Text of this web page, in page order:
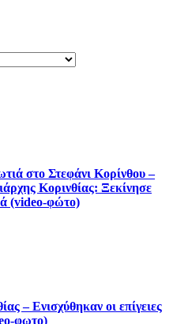
στο Στεφάνι Κορίνθου –
Κορινθίας: Ξεκίνησε
(video-φώτο)
– Ενισχύθηκαν οι επίγειες
φωτο)